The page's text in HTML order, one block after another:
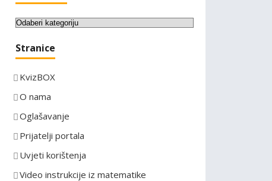
K
t
g
o
i
j
e
Stranice
KvizBOX
O nama
Oglašavanje
Prijatelji portala
Uvjeti korištenja
Video instrukcije iz matematike